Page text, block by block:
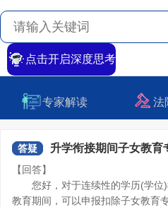
点击开启深度思考
政策法规
专家解读 法
答疑 升学衔接期间子女教育
【回答】
您好，对于连续性的学历(学
教育期间，可以申报扣除子女教育